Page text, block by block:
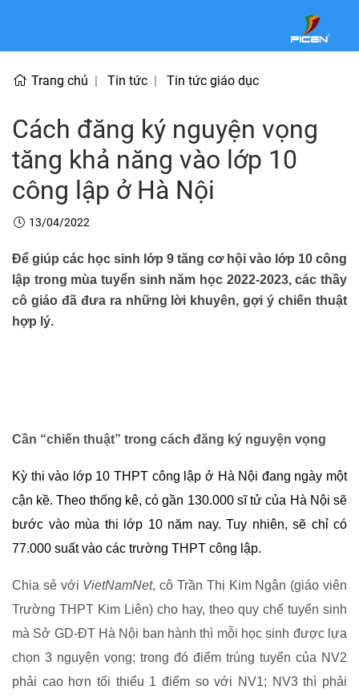
Trang chủ Tin tức Tin tức giáo dục
Cách đăng ký nguyện vọng
tăng khả năng vào lớp 10
công lập ở Hà Nội
13/04/2022
Để giúp các học sinh lớp 9 tăng cơ hội vào lớp 10 công
lập trong mùa tuyển sinh năm học 2022-2023, các thầy
cô giáo đã đưa ra những lời khuyên, gợi ý chiến thuật
hợp lý.
Cần “chiến thuật” trong cách đăng ký nguyện vọng
Kỳ thi vào lớp 10 THPT công lập ở Hà Nội đang ngày một
cận kề. Theo thống kê, có gần 130.000 sĩ tử của Hà Nội sẽ
bước vào mùa thi lớp 10 năm nay. Tuy nhiên, sẽ chỉ có
77.000 suất vào các trường THPT công lập.
Chia sẻ với VietNamNet, cô Trần Thị Kim Ngân (giáo viên
Trường THPT Kim Liên) cho hay, theo quy chế tuyển sinh
mà Sở GD-ĐT Hà Nội ban hành thì mỗi học sinh được lựa
chọn 3 nguyện vọng; trong đó điểm trúng tuyển của NV2
phải cao hơn tối thiểu 1 điểm so với NV1; NV3 thì phải